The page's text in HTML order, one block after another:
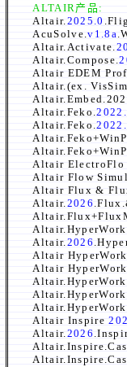
ALTAIR产品:
Altair. 2025.0
AcuSolve.v1.8a
Altair.Activate.
Altair.Compose.
Altair EDEM
Altair.(ex.
Altair.Feko.
Altair.Feko.
Altair
Altair Flow
Altair Flux &
Altair. 2026
Altair. 2026
Altair
Altair
Altair Inspire
Altair. 2026